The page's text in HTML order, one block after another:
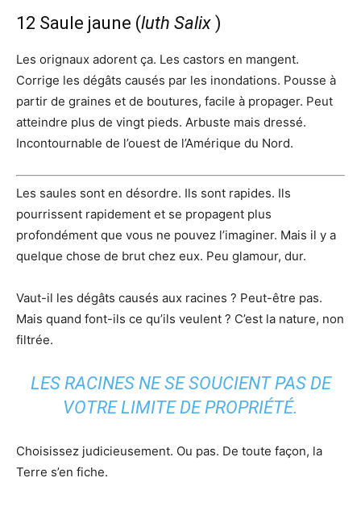
12 Saule jaune (luth Salix )
Les orignaux adorent ça. Les castors en mangent.
Corrige les dégâts causés par les inondations. Pousse à
partir de graines et de boutures, facile à propager. Peut
atteindre plus de vingt pieds. Arbuste mais dressé.
Incontournable de l’ouest de l’Amérique du Nord.
Les saules sont en désordre. Ils sont rapides. Ils
pourrissent rapidement et se propagent plus
profondément que vous ne pouvez l’imaginer. Mais il y a
quelque chose de brut chez eux. Peu glamour, dur.
Vaut-il les dégâts causés aux racines ? Peut-être pas.
Mais quand font-ils ce qu’ils veulent ? C’est la nature, non
filtrée.
LES RACINES NE SE SOUCIENT PAS DE
VOTRE LIMITE DE PROPRIÉTÉ.
Choisissez judicieusement. Ou pas. De toute façon, la
Terre s’en fiche.